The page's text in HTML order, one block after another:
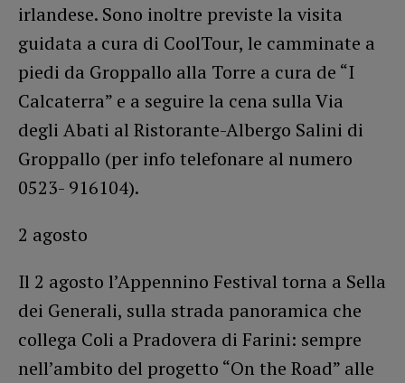
irlandese. Sono inoltre previste la visita
guidata a cura di CoolTour, le camminate a
piedi da Groppallo alla Torre a cura de “I
Calcaterra” e a seguire la cena sulla Via
degli Abati al Ristorante-Albergo Salini di
Groppallo (per info telefonare al numero
0523- 916104).
2 agosto
Il 2 agosto l’Appennino Festival torna a Sella
dei Generali, sulla strada panoramica che
collega Coli a Pradovera di Farini: sempre
nell’ambito del progetto “On the Road” alle